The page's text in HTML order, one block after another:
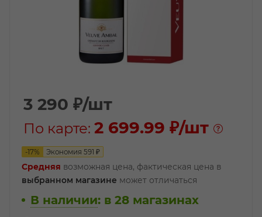
3 290 ₽/шт
По карте: 2 699.99 ₽/шт
-17% Экономия 591 ₽
Средняя возможная цена, фактическая цена в
выбранном магазине может отличаться
В наличии: в 28 магазинах